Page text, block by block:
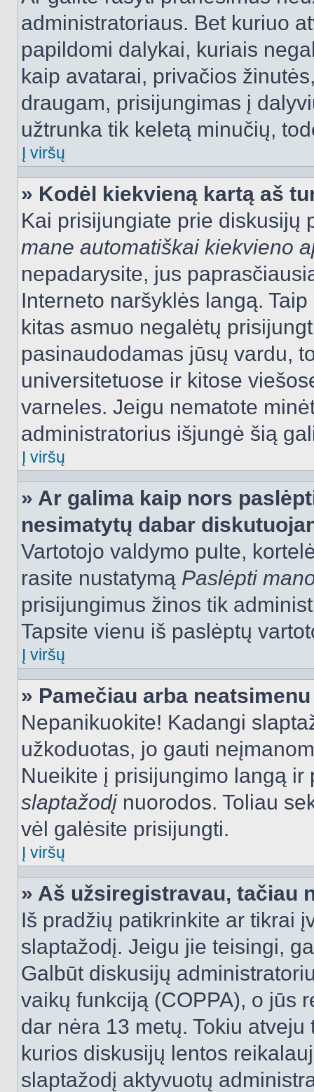
administratoriaus. Bet kuriuo
papildomi dalykai, kuriais
kaip avatarai, privačios
draugam, prisijungimas į
užtrunka tik keletą minučių,
Į viršų
» Kodėl kiekvieną kartą aš
Kai prisijungiate prie diskusijų
mane automatiškai kiekvieno
nepadarysite, jus
Interneto naršyklės langą.
kitas asmuo negalėtų
pasinaudodamas jūsų vardu,
universitetuose ir kitose
varneles. Jeigu nematote
administratorius išjungė šią
Į viršų
» Ar galima kaip nors
nesimatytų dabar
Vartotojo valdymo pulte,
rasite nustatymą Paslėpti
prisijungimus žinos tik
Tapsite vienu iš paslėptų
Į viršų
» Pamečiau arba
Nepanikuokite! Kadangi
užkoduotas, jo gauti
Nueikite į prisijungimo langą
slaptažodįnuorodos. Toliau
vėl galėsite prisijungti.
Į viršų
» Aš užsiregistravau, tačiau
Iš pradžių patikrinkite ar tikrai
slaptažodį. Jeigu jie teisingi,
Galbūt diskusijų
vaikų funkciją (COPPA), o jūs
dar nėra 13 metų. Tokiu
kurios diskusijų lentos
slaptažodį aktyvuotų